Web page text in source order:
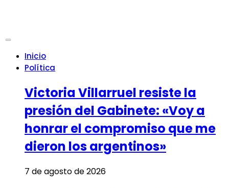
Inicio
Política
Victoria Villarruel resiste la
presión del Gabinete: «Voy a
honrar el compromiso que me
dieron los argentinos»
7 de agosto de 2026